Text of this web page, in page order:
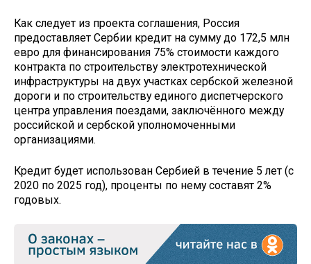
Как следует из проекта соглашения, Россия
предоставляет Сербии кредит на сумму до 172,5 млн
евро для финансирования 75% стоимости каждого
контракта по строительству электротехнической
инфраструктуры на двух участках сербской железной
дороги и по строительству единого диспетчерского
центра управления поездами, заключённого между
российской и сербской уполномоченными
организациями.
Кредит будет использован Сербией в течение 5 лет (с
2020 по 2025 год), проценты по нему составят 2%
годовых.